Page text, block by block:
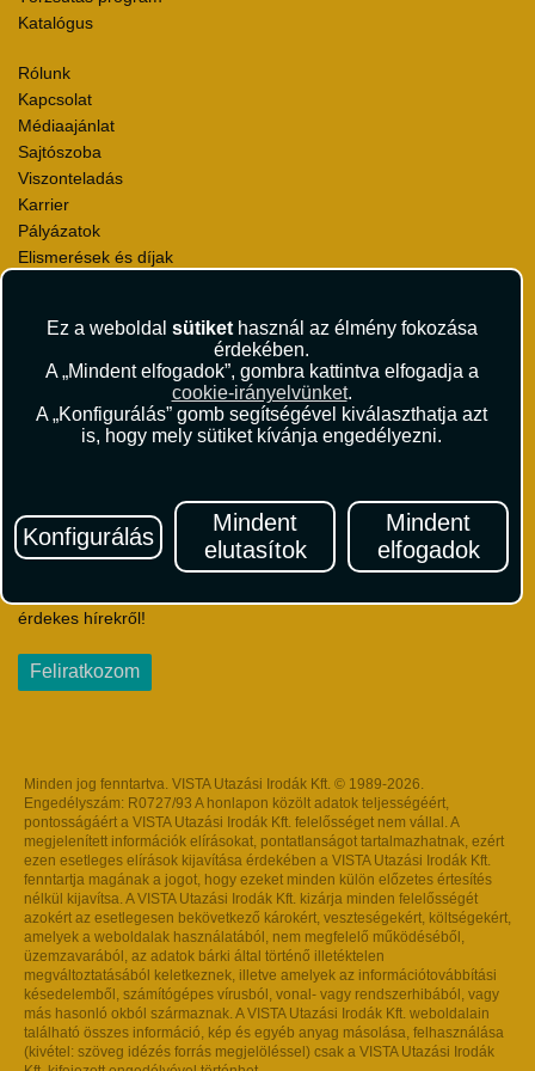
Ez a weboldal sütikethasznál az élmény fokozása
érdekében.
A „Mindent elfogadok”, gombra kattintva elfogadja a
cookie-irányelvünket.
A „Konfigurálás” gomb segítségével kiválaszthatja azt
is, hogy mely sütiket kívánja engedélyezni.
Konfigurálás
Mindent
elutasítok
Mindent
elfogadok
Katalógus
Rólunk
Kapcsolat
Médiaajánlat
Sajtószoba
Viszonteladás
Karrier
Pályázatok
Elismerések és díjak
Utazási Csomag Szerződési Feltételek
Útlemondás-biztosítás Szerződési Feltételek
Utasbiztosítás Szerződési Feltételek
Repülőjegy Szerződési Feltételek
Adatvédelem
Hírlevél
Iratkozzon fel Magyarország egyik legszínesebb utazási
érdekes hírekről!
Feliratkozom
Minden jog fenntartva. VISTA Utazási Irodák Kft. © 1989-2026.
Engedélyszám: R0727/93 A honlapon közölt adatok teljességéért,
pontosságáért a VISTA Utazási Irodák Kft. felelősséget nem vállal. A
megjelenített információk elírásokat, pontatlanságot tartalmazhatnak, ezért
ezen esetleges elírások kijavítása érdekében a VISTA Utazási Irodák Kft.
fenntartja magának a jogot, hogy ezeket minden külön előzetes értesítés
nélkül kijavítsa. A VISTA Utazási Irodák Kft. kizárja minden felelősségét
azokért az esetlegesen bekövetkező károkért, veszteségekért, költségekért,
amelyek a weboldalak használatából, nem megfelelő működéséből,
üzemzavarából, az adatok bárki által történő illetéktelen
megváltoztatásából keletkeznek, illetve amelyek az információtovábbítási
késedelemből, számítógépes vírusból, vonal- vagy rendszerhibából, vagy
más hasonló okból származnak. A VISTA Utazási Irodák Kft. weboldalain
található összes információ, kép és egyéb anyag másolása, felhasználása
(kivétel: szöveg idézés forrás megjelöléssel) csak a VISTA Utazási Irodák